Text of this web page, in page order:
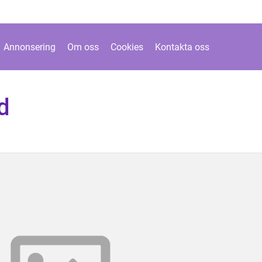
Annonsering Om oss Cookies Kontakta oss